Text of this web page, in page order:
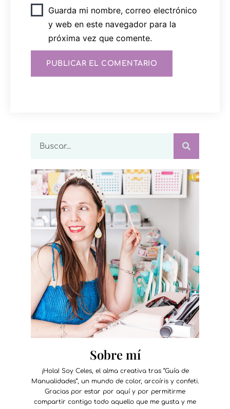
Guarda mi nombre, correo electrónico
y web en este navegador para la
próxima vez que comente.
Sobre mí
¡Hola! Soy Celes, el alma creativa tras “Guía de
Manualidades”, un mundo de color, arcoíris y confeti.
Gracias por estar por aquí y por permitirme
compartir contigo todo aquello que me gusta y me